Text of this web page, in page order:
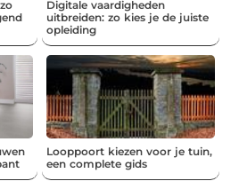
Digitale vaardigheden
uitbreiden: zo kies je de juiste
opleiding
Looppoort kiezen voor je tuin,
een complete gids